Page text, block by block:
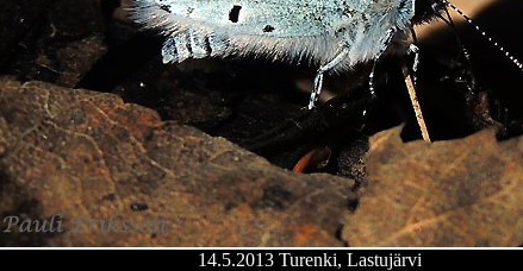
14.5.2013 Turenki, Lastujärvi